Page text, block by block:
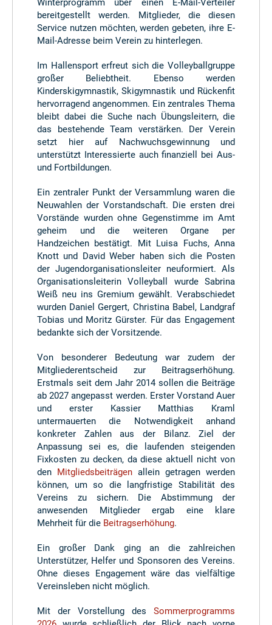
bereitgestellt werden. Mitglieder, die diesen
Service nutzen möchten, werden gebeten, ihre E-
Mail-Adresse beim Verein zu hinterlegen.
Im Hallensport erfreut sich die Volleyballgruppe
großer Beliebtheit. Ebenso werden
Kinderskigymnastik, Skigymnastik und Rückenfit
hervorragend angenommen. Ein zentrales Thema
bleibt dabei die Suche nach Übungsleitern, die
das bestehende Team verstärken. Der Verein
setzt hier auf Nachwuchsgewinnung und
unterstützt Interessierte auch finanziell bei Aus-
und Fortbildungen.
Ein zentraler Punkt der Versammlung waren die
Neuwahlen der Vorstandschaft. Die ersten drei
Vorstände wurden ohne Gegenstimme im Amt
geheim und die weiteren Organe per
Handzeichen bestätigt. Mit Luisa Fuchs, Anna
Knott und David Weber haben sich die Posten
der Jugendorganisationsleiter neuformiert. Als
Organisationsleiterin Volleyball wurde Sabrina
Weiß neu ins Gremium gewählt. Verabschiedet
wurden Daniel Gergert, Christina Babel, Landgraf
Tobias und Moritz Gürster. Für das Engagement
bedankte sich der Vorsitzende.
Von besonderer Bedeutung war zudem der
Mitgliederentscheid zur Beitragserhöhung.
Erstmals seit dem Jahr 2014 sollen die Beiträge
ab 2027 angepasst werden. Erster Vorstand Auer
und erster Kassier Matthias Kraml
untermauerten die Notwendigkeit anhand
konkreter Zahlen aus der Bilanz. Ziel der
Anpassung sei es, die laufenden steigenden
Fixkosten zu decken, da diese aktuell nicht von
den Mitgliedsbeiträgen allein getragen werden
können, um so die langfristige Stabilität des
Vereins zu sichern. Die Abstimmung der
anwesenden Mitglieder ergab eine klare
Mehrheit für die Beitragserhöhung.
Ein großer Dank ging an die zahlreichen
Unterstützer, Helfer und Sponsoren des Vereins.
Ohne dieses Engagement wäre das vielfältige
Vereinsleben nicht möglich.
Mit der Vorstellung des Sommerprogramms